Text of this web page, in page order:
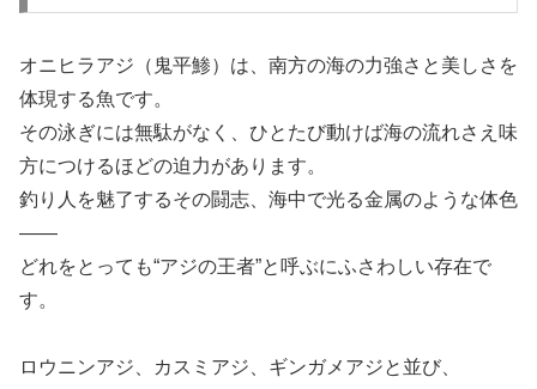
オニヒラアジ（鬼平鯵）は、南方の海の力強さと美しさを
体現する魚です。
その泳ぎには無駄がなく、ひとたび動けば海の流れさえ味
方につけるほどの迫力があります。
釣り人を魅了するその闘志、海中で光る金属のような体色
――
どれをとっても“アジの王者”と呼ぶにふさわしい存在で
す。
ロウニンアジ、カスミアジ、ギンガメアジと並び、